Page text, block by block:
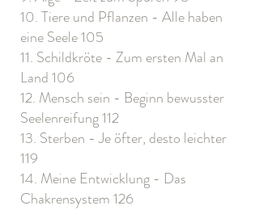
10. Tiere und Pflanzen - Alle haben
eine Seele 105
11. Schildkröte - Zum ersten Mal an
Land 106
12. Mensch sein - Beginn bewusster
Seelenreifung 112
13. Sterben - Je öfter, desto leichter
119
14. Meine Entwicklung - Das
Chakrensystem 126